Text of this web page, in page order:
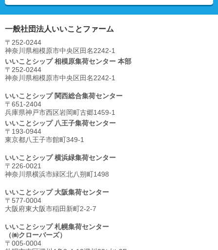
一般社団法人いいことファーム
〒252-0244
神奈川県相模原市中央区⽥名2242-1
いいことシップ 相模原集荷センター 本部
〒252-0244
神奈川県相模原市中央区⽥名2242-1
いいことシップ 関西総合集荷センター
〒651-2404
兵庫県神戸市西区岩岡町古郷1459-1
いいことシップ 八王子集荷センター
〒193-0944
東京都八王子市館町349-1
いいことシップ 横浜緑集荷センター
〒226-0021
神奈川県横浜市緑区北八朔町1498
いいことシップ 大阪集荷センター
〒577-0004
大阪府東大阪市稲田新町2-2-7
いいことシップ 札幌集荷センター
（㈱クローバーズ）
〒005-0004